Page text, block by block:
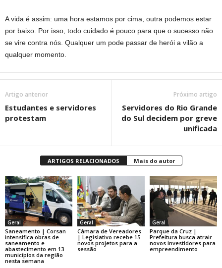
A vida é assim: uma hora estamos por cima, outra podemos estar
por baixo. Por isso, todo cuidado é pouco para que o sucesso não
se vire contra nós. Qualquer um pode passar de herói a vilão a
qualquer momento.
Artigo anterior
Estudantes e servidores
protestam
Próximo artigo
Servidores do Rio Grande
do Sul decidem por greve
unificada
ARTIGOS RELACIONADOS Mais do autor
Geral
Saneamento | Corsan
intensifica obras de
saneamento e
abastecimento em 13
municípios da região
nesta semana
Geral
Câmara de Vereadores
| Legislativo recebe 15
novos projetos para a
sessão
Geral
Parque da Cruz |
Prefeitura busca atrair
novos investidores para
empreendimento